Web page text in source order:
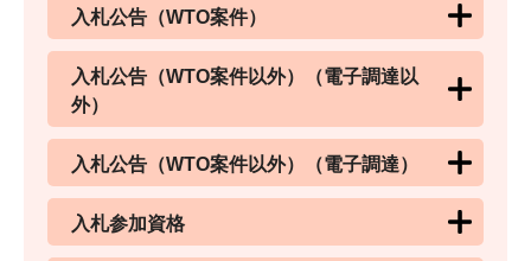
入札公告（WTO案件）
入札公告（WTO案件以外）（電子調達以
外）
入札公告（WTO案件以外）（電子調達）
入札参加資格